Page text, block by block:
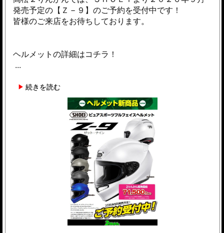
発売予定の【Ｚ－９】のご予約を受付中です！
皆様のご来店をお待ちしております。
ヘルメットの詳細はコチラ！
...
続きを読む